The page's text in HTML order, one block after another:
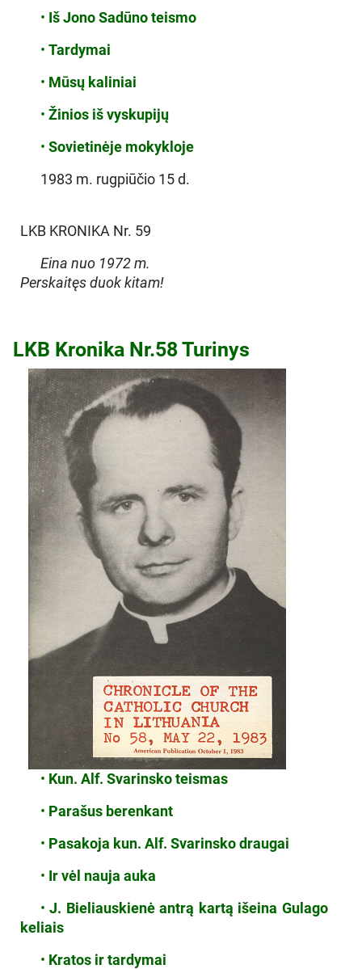
• Iš Jono Sadūno teismo
• Tardymai
• Mūsų kaliniai
• Žinios iš vyskupijų
• Sovietinėje mokykloje
1983 m. rugpiūčio 15 d.
LKB KRONIKA Nr. 59
Eina nuo 1972 m.
Perskaitęs duok kitam!
LKB Kronika Nr.58 Turinys
• Kun. Alf. Svarinsko teismas
• Parašus berenkant
• Pasakoja kun. Alf. Svarinsko draugai
• Ir vėl nauja auka
•J. Bieliauskienė antrą kartą išeina Gulago
keliais
• Kratos ir tardymai